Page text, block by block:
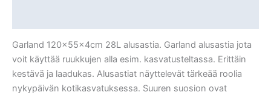
Garland 120x55x4cm 28L alusastia. Garland alusastia jota
voit käyttää ruukkujen alla esim. kasvatusteltassa. Erittäin
kestävä ja laadukas. Alusastiat näyttelevät tärkeää roolia
nykypäivän kotikasvatuksessa. Suuren suosion ovat